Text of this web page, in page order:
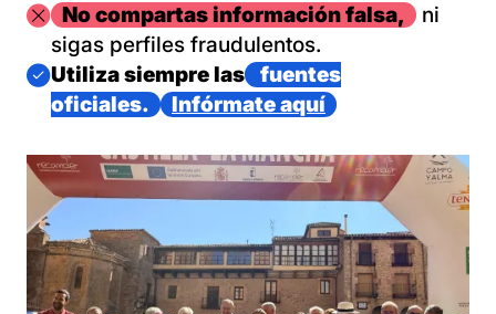
ImagenNo compartas información falsa,
ni
sigas perfiles fraudulentos.
Imagen
Utiliza siempre las
fuentes
oficiales.
Infórmate aquí